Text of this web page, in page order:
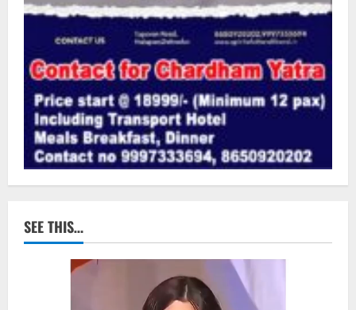
SEE THIS…